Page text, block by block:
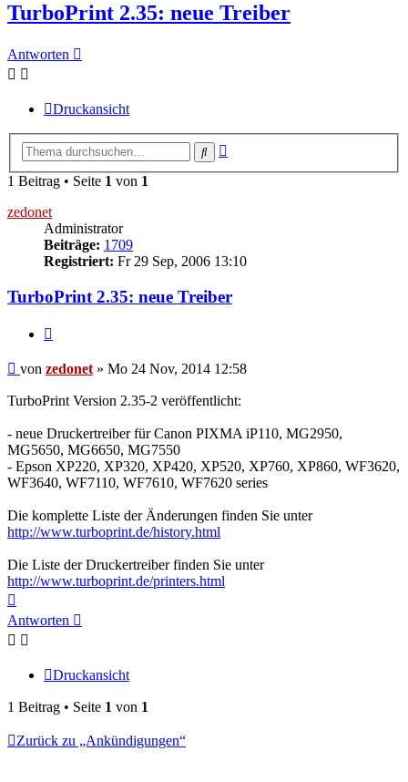
TurboPrint 2.35: neue Treiber
Antworten
Druckansicht
Suche
1 Beitrag • Seite 1 von 1
zedonet
Administrator
Beiträge: 1709
Registriert: Fr 29 Sep, 2006 13:10
TurboPrint 2.35: neue Treiber
Beitrag
von zedonet » Mo 24 Nov, 2014 12:58
TurboPrint Version 2.35-2 veröffentlicht:
- neue Druckertreiber für Canon PIXMA iP110, MG2950,
MG5650, MG6650, MG7550
- Epson XP220, XP320, XP420, XP520, XP760, XP860, WF3620,
WF3640, WF7110, WF7610, WF7620 series
Die komplette Liste der Änderungen finden Sie unter
http://www.turboprint.de/history.html
Die Liste der Druckertreiber finden Sie unter
http://www.turboprint.de/printers.html
oben
Antworten
Druckansicht
1 Beitrag • Seite 1 von 1
Zurück zu „Ankündigungen“